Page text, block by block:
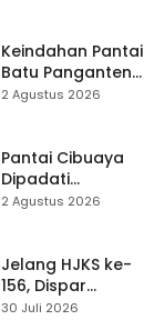
Mitigasi hingga
Teknik Evakuasi
Keindahan Pantai
Batu Panganten
Mulai Dilirik
2 Agustus 2026
Pantai Cibuaya
Dipadati
Wisatawan,
Waspada
2 Agustus 2026
Jelang HJKS ke-
156, Dispar
Kabupaten
30 Juli 2026